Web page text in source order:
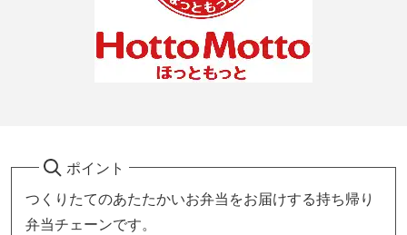
ポイント
つくりたてのあたたかいお弁当をお届けする持ち帰り
弁当チェーンです。